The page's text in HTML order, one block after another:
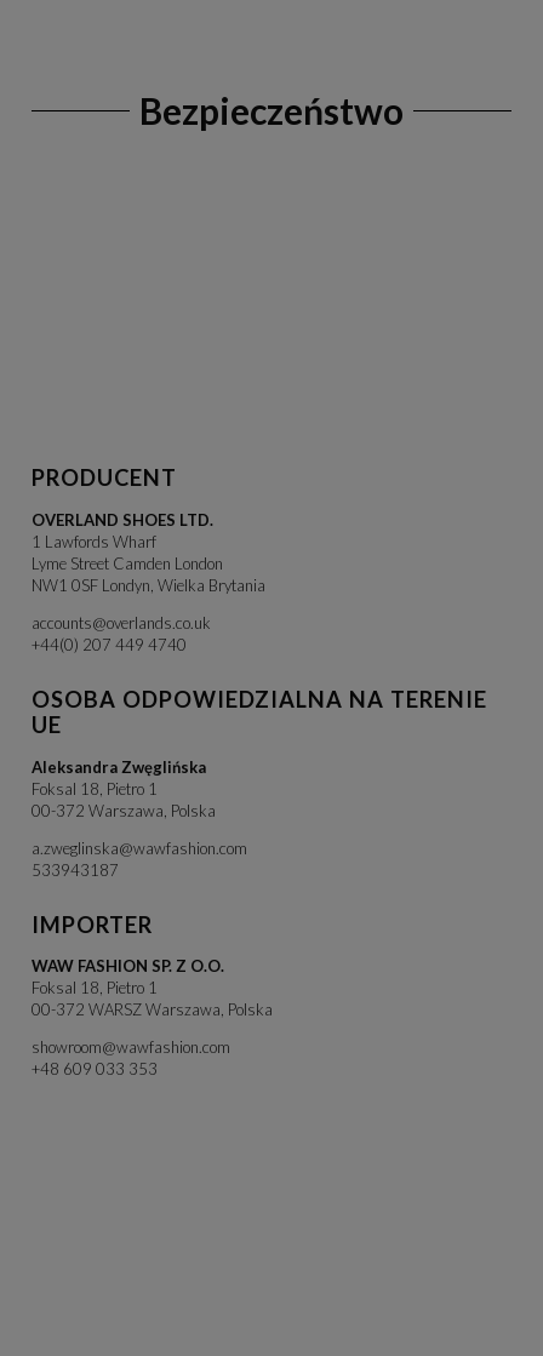
Bezpieczeństwo
PRODUCENT
OVERLAND SHOES LTD.
1 Lawfords Wharf
Lyme Street Camden London
NW1 0SF Londyn, Wielka Brytania
accounts@overlands.co.uk
+44(0) 207 449 4740
OSOBA ODPOWIEDZIALNA NA TERENIE
UE
Aleksandra Zwęglińska
Foksal 18, Pietro 1
00-372 Warszawa, Polska
a.zweglinska@wawfashion.com
533943187
IMPORTER
WAW FASHION SP. Z O.O.
Foksal 18, Pietro 1
00-372 WARSZ Warszawa, Polska
showroom@wawfashion.com
+48 609 033 353